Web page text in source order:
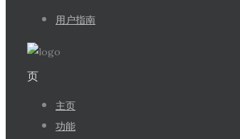
用户指南
页
主页
功能